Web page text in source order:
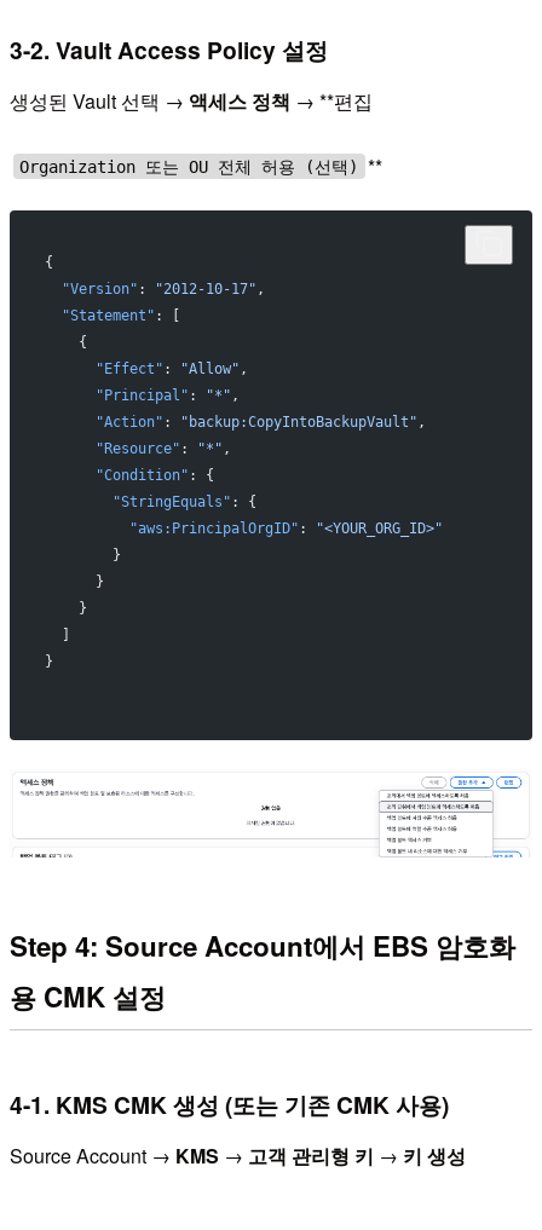
3-2. Vault Access Policy 설정
생성된 Vault 선택 → 액세스 정책 → **편집
Organization 또는 OU 전체 허용 (선택) **
{
  "Version"
: "2012-10-17" ,
  "Statement"
: [
    {
      "Effect"
: "Allow" ,
      "Principal"
: "*" ,
      "Action"
: "backup:CopyIntoBackupVault" ,
      "Resource"
: "*" ,
      "Condition"
: {
        "StringEquals"
: {
          "aws:PrincipalOrgID"
:
"<YOUR_ORG_ID>"
        }
      }
    }
  ]
}
Step 4: Source Account에서 EBS 암호화
용 CMK 설정
4-1. KMS CMK 생성 (또는 기존 CMK 사용)
Source Account → KMS → 고객 관리형 키 → 키 생성